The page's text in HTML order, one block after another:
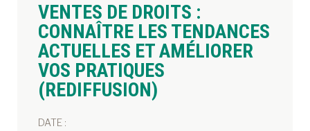
VENTES DE DROITS :
CONNAÎTRE LES TENDANCES
ACTUELLES ET AMÉLIORER
VOS PRATIQUES
(REDIFFUSION)
DATE :